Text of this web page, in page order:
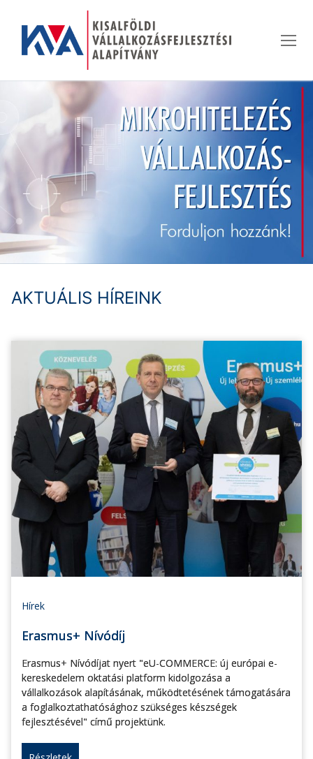
tartalomra
AKTUÁLIS HÍREINK
Hírek
Erasmus+ Nívódíj
Erasmus+ Nívódíjat nyert "eU-COMMERCE: új európai e-
kereskedelem oktatási platform kidolgozása a
vállalkozások alapításának, működtetésének támogatására
a foglalkoztathatósághoz szükséges készségek
fejlesztésével" című projektünk.